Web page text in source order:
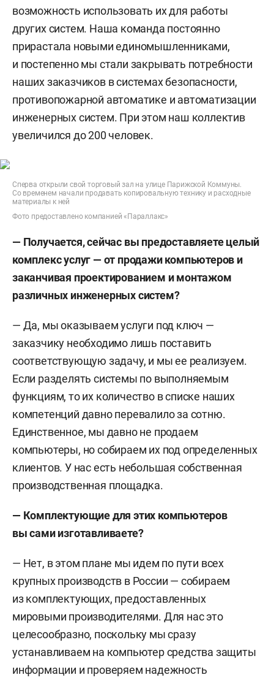
возможность использовать их для работы
других систем. Наша команда постоянно
прирастала новыми единомышленниками,
и постепенно мы стали закрывать потребности
наших заказчиков в системах безопасности,
противопожарной автоматике и автоматизации
инженерных систем. При этом наш коллектив
увеличился до 200 человек.
Сперва открыли свой торговый зал на улице Парижской Коммуны.
Со временем начали продавать копировальную технику и расходные
материалы к ней
Фото предоставлено компанией «Параллакс»
— Получается, сейчас вы предоставляете целый
комплекс услуг — от продажи компьютеров и
заканчивая проектированием и монтажом
различных инженерных систем?
— Да, мы оказываем услуги под ключ —
заказчику необходимо лишь поставить
соответствующую задачу, и мы ее реализуем.
Если разделять системы по выполняемым
функциям, то их количество в списке наших
компетенций давно перевалило за сотню.
Единственное, мы давно не продаем
компьютеры, но собираем их под определенных
клиентов. У нас есть небольшая собственная
производственная площадка.
— Комплектующие для этих компьютеров
вы сами изготавливаете?
— Нет, в этом плане мы идем по пути всех
крупных производств в России — собираем
из комплектующих, предоставленных
мировыми производителями. Для нас это
целесообразно, поскольку мы сразу
устанавливаем на компьютер средства защиты
информации и проверяем надежность